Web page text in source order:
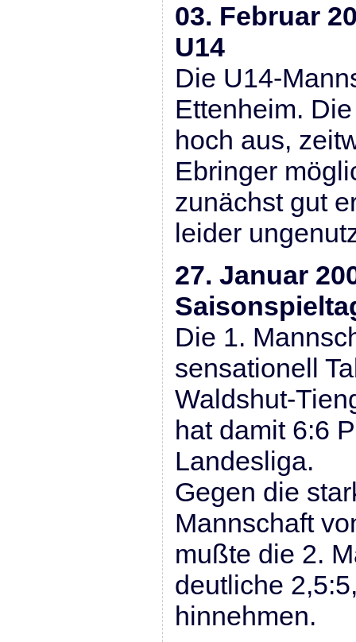
03. Februar
U14
Die U14-
Ettenheim.
hoch aus,
Ebringer
zunächst gut
leider
27. Januar
Die 1.
sensationell
Waldshut-
hat damit 6:6
Landesliga.
Gegen die
Mannschaft
mußte die 2.
deutliche
hinnehmen.